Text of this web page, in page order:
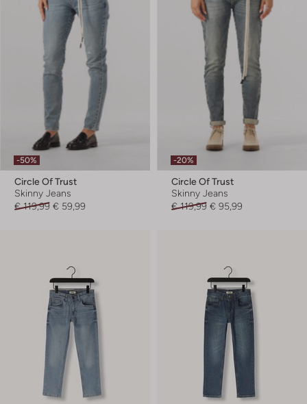
-50%
Circle Of Trust
Skinny Jeans
€ 119,99 € 59,99
-20%
Circle Of Trust
Skinny Jeans
€ 119,99 € 95,99